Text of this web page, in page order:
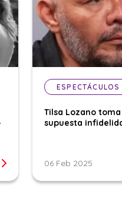
ESPECTÁCULOS
Tilsa Lozano toma
supuesta
06 Feb 2025